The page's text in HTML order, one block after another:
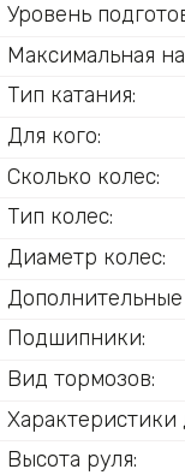
Уровень
Максимальная
Тип катания:
Для кого:
Сколько колес:
Тип колес:
Диаметр колес:
Подшипники:
Вид тормозов:
Характеристики
Высота руля: